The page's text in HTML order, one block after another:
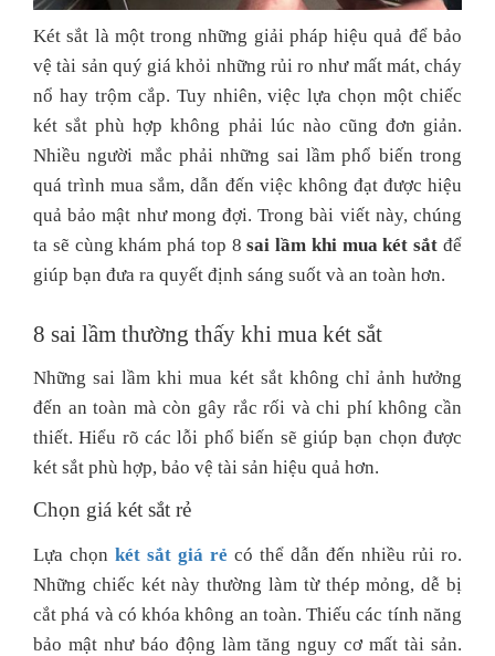
Két sắt là một trong những giải pháp hiệu quả để bảo
vệ tài sản quý giá khỏi những rủi ro như mất mát, cháy
nổ hay trộm cắp. Tuy nhiên, việc lựa chọn một chiếc
két sắt phù hợp không phải lúc nào cũng đơn giản.
Nhiều người mắc phải những sai lầm phổ biến trong
quá trình mua sắm, dẫn đến việc không đạt được hiệu
quả bảo mật như mong đợi. Trong bài viết này, chúng
ta sẽ cùng khám phá top 8 sai lầm khi mua két sắt để
giúp bạn đưa ra quyết định sáng suốt và an toàn hơn.
8 sai lầm thường thấy khi mua két sắt
Những sai lầm khi mua két sắt không chỉ ảnh hưởng
đến an toàn mà còn gây rắc rối và chi phí không cần
thiết. Hiểu rõ các lỗi phổ biến sẽ giúp bạn chọn được
két sắt phù hợp, bảo vệ tài sản hiệu quả hơn.
Chọn giá két sắt rẻ
Lựa chọn két sắt giá rẻ có thể dẫn đến nhiều rủi ro.
Những chiếc két này thường làm từ thép mỏng, dễ bị
cắt phá và có khóa không an toàn. Thiếu các tính năng
bảo mật như báo động làm tăng nguy cơ mất tài sản.